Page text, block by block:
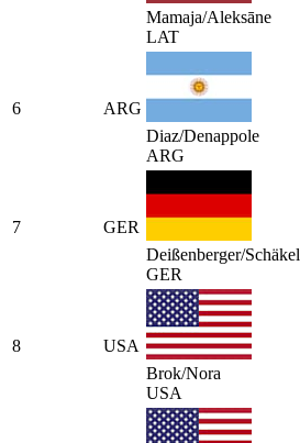
Mamaja/Aleksāne
LAT
6
ARG
Diaz/Denappole
ARG
7
GER
Deißenberger/Schäkel
GER
8
USA
Brok/Nora
USA